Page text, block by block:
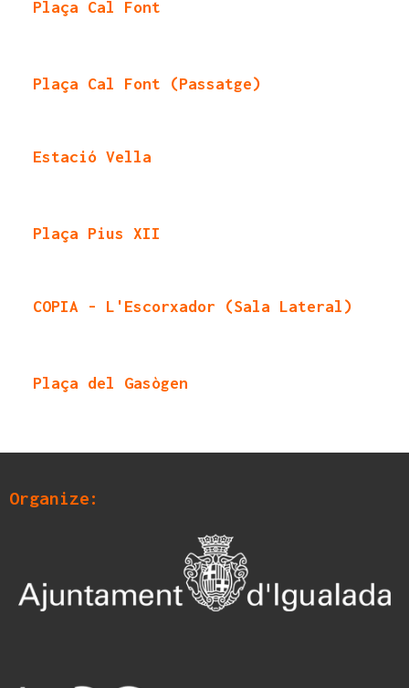
Plaça Cal Font
Plaça Cal Font (Passatge)
Estació Vella
Plaça Pius XII
COPIA - L'Escorxador (Sala Lateral)
Plaça del Gasògen
Organize: